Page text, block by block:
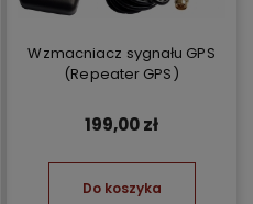
Wzmacniacz sygnału GPS
(Repeater GPS)
199,00 zł
Do koszyka